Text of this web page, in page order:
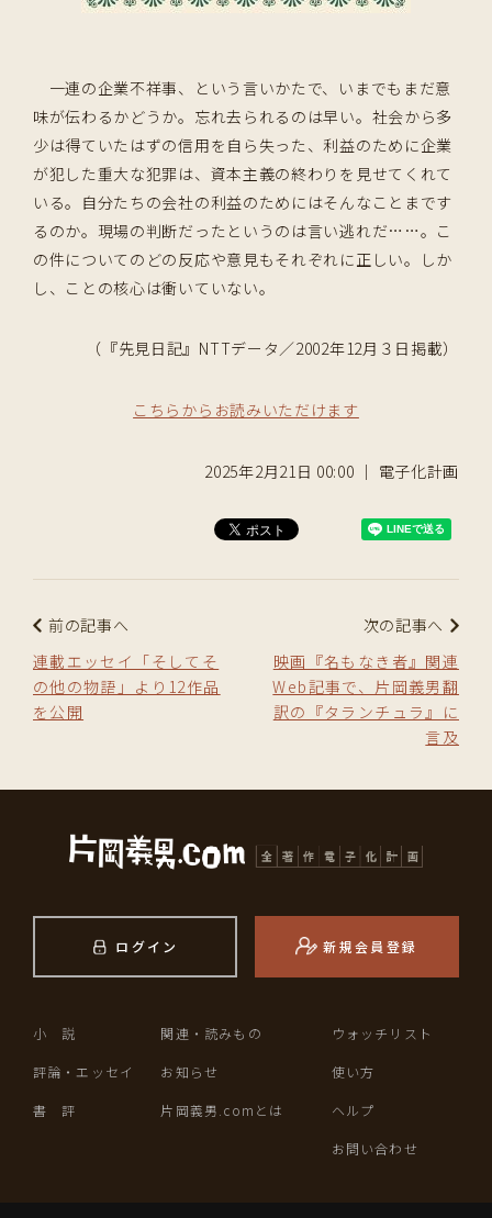
一連の企業不祥事、という言いかたで、いまでもまだ意
味が伝わるかどうか。忘れ去られるのは早い。社会から多
少は得ていたはずの信用を自ら失った、利益のために企業
が犯した重大な犯罪は、資本主義の終わりを見せてくれて
いる。自分たちの会社の利益のためにはそんなことまです
るのか。現場の判断だったというのは言い逃れだ……。こ
の件についてのどの反応や意見もそれぞれに正しい。しか
し、ことの核心は衝いていない。
（『先見日記』NTTデータ／2002年12月３日掲載）
こちらからお読みいただけます
2025年2月21日 00:00 ｜ 電子化計画
前の記事へ
連載エッセイ「そしてそ
の他の物語」より12作品
を公開
次の記事へ
映画『名もなき者』関連
Web記事で、片岡義男翻
訳の『タランチュラ』に
言及
ログイン 新規会員登録
小 説
評論・エッセイ
書 評
関連・読みもの
お知らせ
片岡義男.comとは
ウォッチリスト
使い方
ヘルプ
お問い合わせ